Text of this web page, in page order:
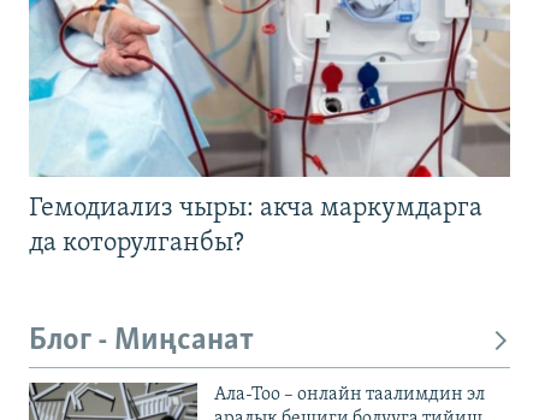
Гемодиализ чыры: акча маркумдарга
да которулганбы?
Блог - Миңсанат
Ала-Тоо – онлайн таалимдин эл